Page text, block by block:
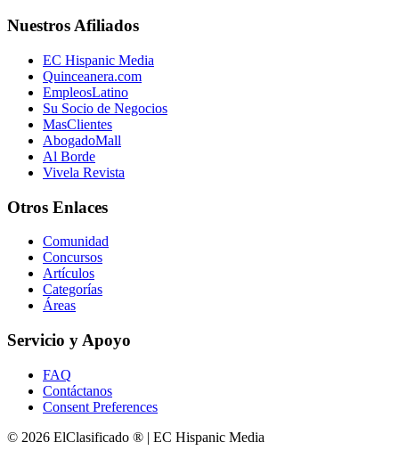
Nuestros Afiliados
EC Hispanic Media
Quinceanera.com
EmpleosLatino
Su Socio de Negocios
MasClientes
AbogadoMall
Al Borde
Vivela Revista
Otros Enlaces
Comunidad
Concursos
Artículos
Categorías
Áreas
Servicio y Apoyo
FAQ
Contáctanos
Consent Preferences
© 2026 ElClasificado ® | EC Hispanic Media